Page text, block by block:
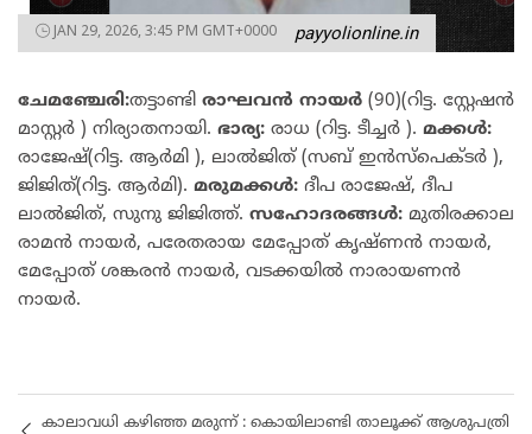
JAN 29, 2026, 3:45 PM GMT+0000 payyolionline.in
ചേമഞ്ചേരി:തട്ടാണ്ടി രാഘവൻ നായർ (90)(റിട്ട. സ്റ്റേഷൻ
മാസ്റ്റർ ) നിര്യാതനായി. ഭാര്യ: രാധ (റിട്ട. ടീച്ചർ ). മക്കൾ:
രാജേഷ്(റിട്ട. ആർമി ), ലാൽജിത് (സബ് ഇൻസ്പെക്ടർ ),
ജിജിത്(റിട്ട. ആർമി). മരുമക്കൾ: ദീപ രാജേഷ്, ദീപ
ലാൽജിത്, സുനു ജിജിത്ത്. സഹോദരങ്ങൾ: മുതിരക്കാല
രാമൻ നായർ, പരേതരായ മേപ്പോത് കൃഷ്ണൻ നായർ,
മേപ്പോത് ശങ്കരൻ നായർ, വടക്കയിൽ നാരായണൻ
നായർ.
കാലാവധി കഴിഞ്ഞ മരുന്ന് : കൊയിലാണ്ടി താലൂക്ക് ആശുപത്രി